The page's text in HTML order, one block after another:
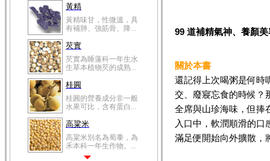
鮪魚
鮪魚肚肉中的不飽和脂
肪酸內富含EPA和DH...
韭菜
韭菜所含的膳食纖維能
幫助消化與通便；揮...
冬瓜
冬瓜營養價值高，鈉含
量極低是水腫病人的...
豆豉
豆豉裡頭含有營養的蛋
白質、脂肪、鈣、磷...
99 道補精氣神、養顏
關於本書
還記得上次喝粥是何時
交、廢寢忘食的時候？
全席與山珍海味，但捧
入口中，軟潤順滑的
滿足便開始向外擴散，